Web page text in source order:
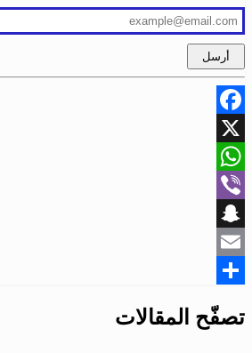
Facebook
X
WhatsApp
Viber
Snapchat
Email
تصفّح المقالات